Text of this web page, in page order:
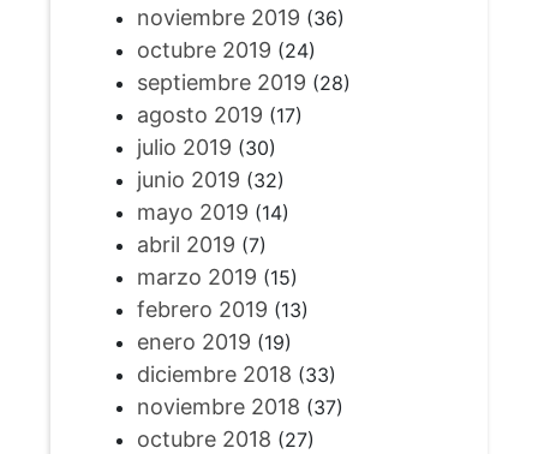
noviembre 2019 (36)
octubre 2019 (24)
septiembre 2019 (28)
agosto 2019 (17)
julio 2019 (30)
junio 2019 (32)
mayo 2019 (14)
abril 2019 (7)
marzo 2019 (15)
febrero 2019 (13)
enero 2019 (19)
diciembre 2018 (33)
noviembre 2018 (37)
octubre 2018 (27)